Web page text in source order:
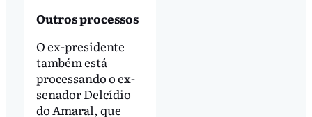
Outros processos
O ex-presidente
também está
processando o ex-
senador Delcídio
do Amaral, que